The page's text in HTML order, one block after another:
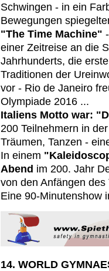
Schwingen - in ein
Bewegungen
"The Time Machine"
einer Zeitreise an die
Jahrhunderts, die
Traditionen der
vor - Rio de Janeiro
Olympiade 2016 ...
Italiens Motto war:
200 Teilnehmern in
Träumen, Tanzen -
In einem
Abend im 200. Jahr
von den Anfängen
Eine 90-Minutenshow
14. WORLD